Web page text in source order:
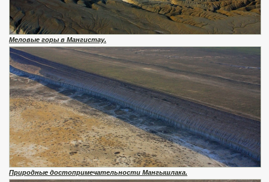
Меловые горы в Мангистау.
Природные достопримечательности Мангышлака.